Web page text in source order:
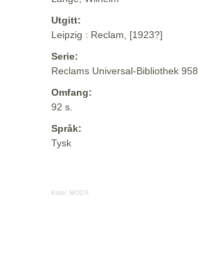
Utgitt:
Leipzig : Reclam, [1923?]
Serie:
Reclams Universal-Bibliothek 958
Omfang:
92 s.
Språk:
Tysk
Kilde: MODS